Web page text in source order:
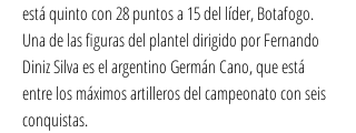
está quinto con 28 puntos a 15 del líder, Botafogo.
Una de las figuras del plantel dirigido por Fernando
Diniz Silva es el argentino Germán Cano, que está
entre los máximos artilleros del campeonato con seis
conquistas.